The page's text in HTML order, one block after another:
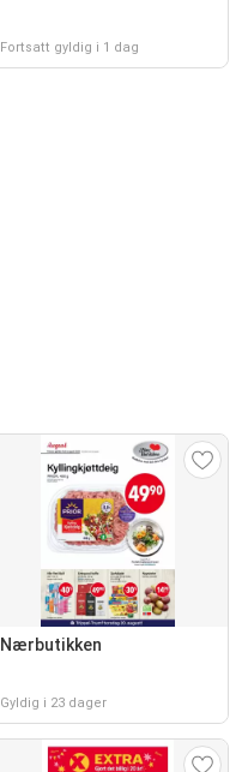
Fortsatt gyldig i 1 dag
Nærbutikken
Gyldig i 23 dager